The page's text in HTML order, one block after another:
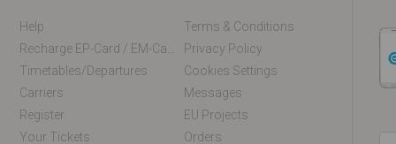
Help
Terms & Conditions
Privacy Policy
Timetables/departures
Cookies Settings
Carriers
Messages
Register
EU Projects
Your Tickets
Orders